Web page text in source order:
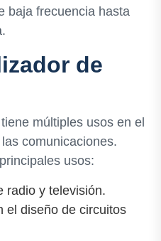
baja frecuencia hasta
de
múltiples usos en el
comunicaciones.
usos:
radio y televisión.
el diseño de circuitos